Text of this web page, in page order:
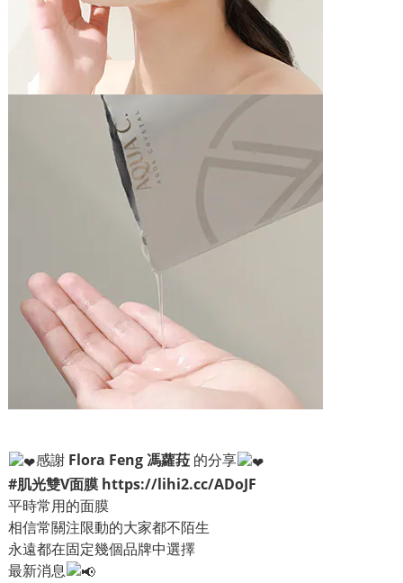
感謝 Flora Feng 馮蘿菈 的分享
#肌光雙V面膜 https://lihi2.cc/ADoJF
平時常用的面膜
相信常關注限動的大家都不陌生
永遠都在固定幾個品牌中選擇
最新消息